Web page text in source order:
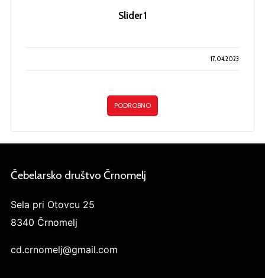
Slider 1
17.04.2023
PODROBNO
Čebelarsko društvo Črnomelj
Sela pri Otovcu 25
8340 Črnomelj
cd.crnomelj@gmail.com